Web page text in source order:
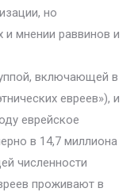
но
и мнении раввинов и
включающей в
евреев»), и
еврейское
в 14,7 миллиона
численности
проживают в